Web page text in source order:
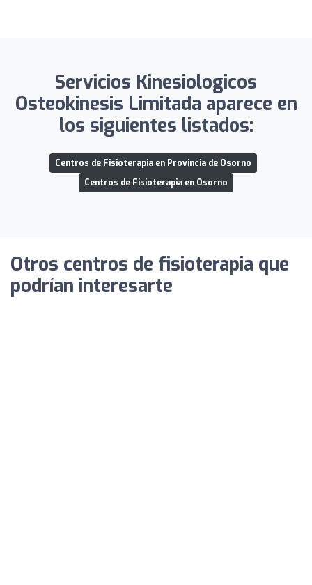
Servicios Kinesiologicos
Osteokinesis Limitada aparece en
los siguientes listados:
Centros de Fisioterapia en Provincia de Osorno
Centros de Fisioterapia en Osorno
Otros centros de fisioterapia que
podrían interesarte